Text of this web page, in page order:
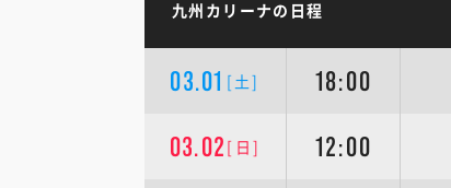
九州カリーナの日程
03.01 [土] 18:00
03.02 [日] 12:00